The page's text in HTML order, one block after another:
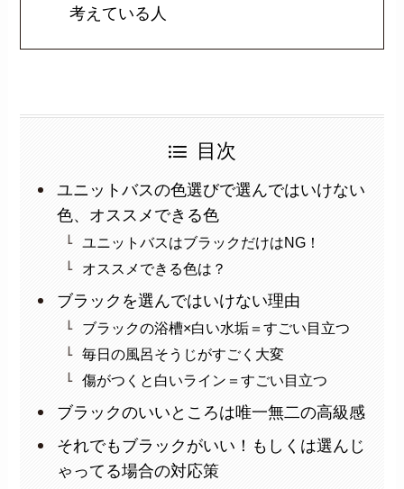
考えている人
目次
ユニットバスの色選びで選んではいけない
色、オススメできる色
ユニットバスはブラックだけはNG！
オススメできる色は？
ブラックを選んではいけない理由
ブラックの浴槽×白い水垢＝すごい目立つ
毎日の風呂そうじがすごく大変
傷がつくと白いライン＝すごい目立つ
ブラックのいいところは唯一無二の高級感
それでもブラックがいい！もしくは選んじ
ゃってる場合の対応策